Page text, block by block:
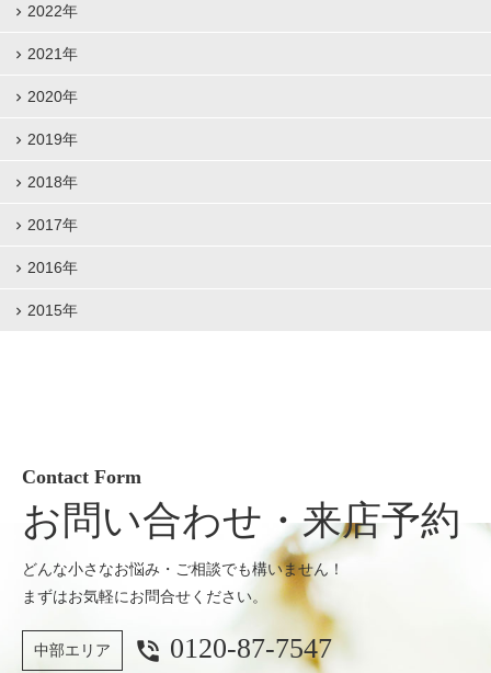
2022年
2021年
2020年
2019年
2018年
2017年
2016年
2015年
Contact Form
お問い合わせ・来店予約
どんな小さなお悩み・ご相談でも構いません！
まずはお気軽にお問合せください。
中部エリア phone_in_talk 0120-87-7547